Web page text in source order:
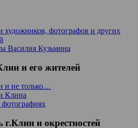
художников, фотографов и других
Василия Кузьмина
и его жителей
и не только…
Клина
и окрестностей